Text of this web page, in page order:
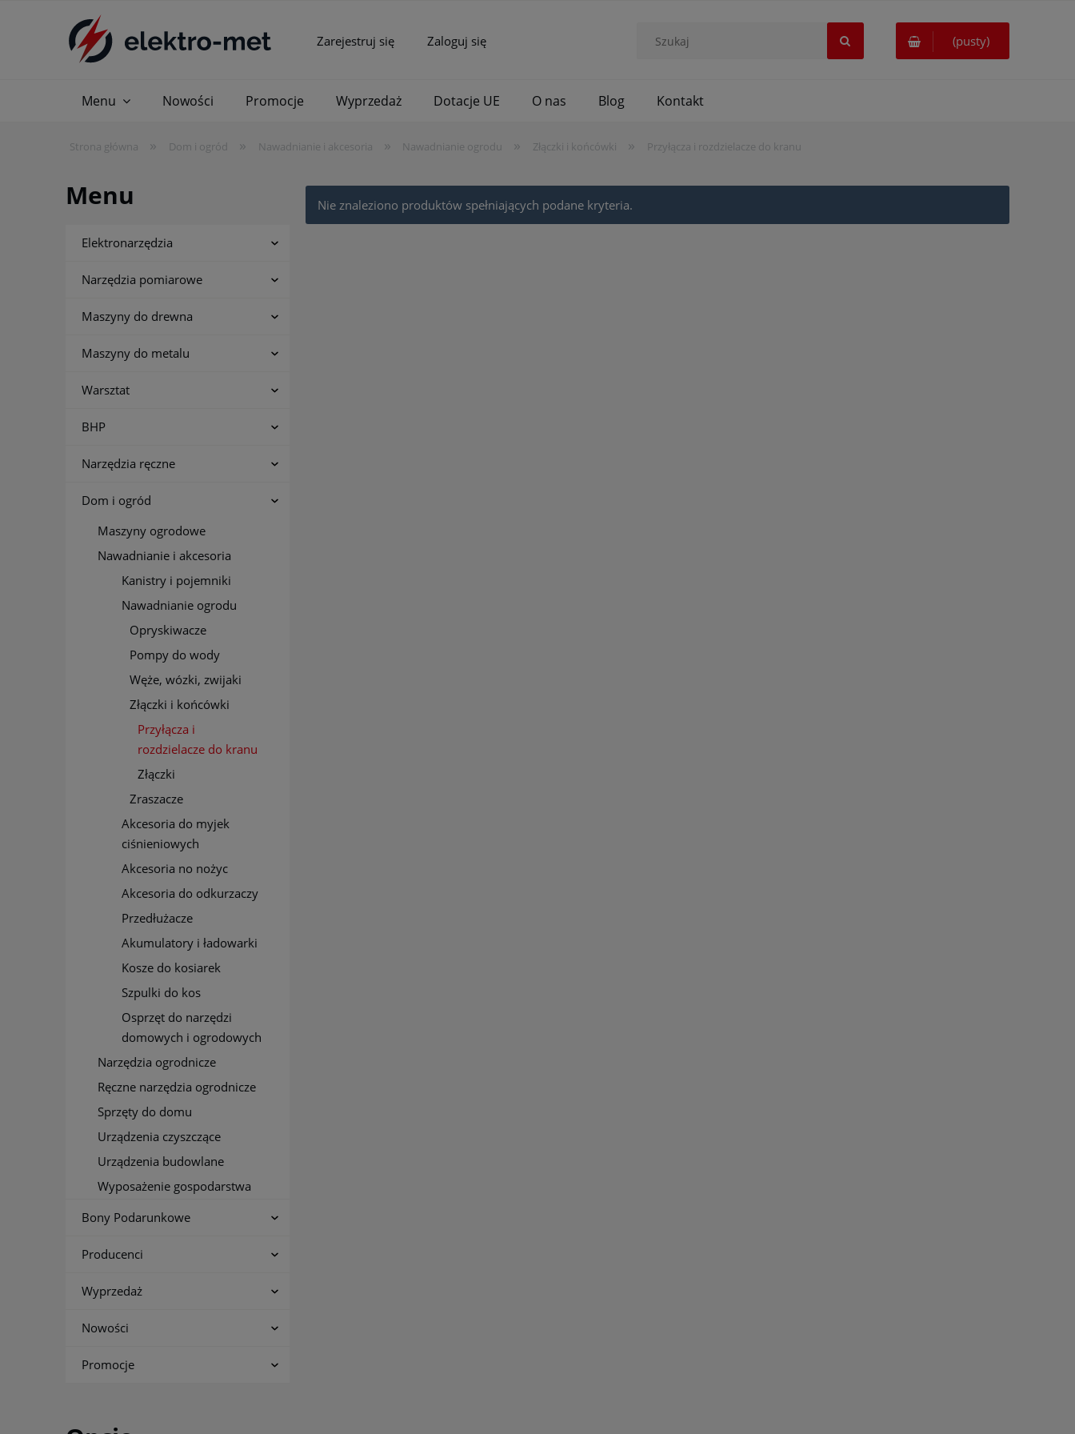
(pusty)
Zarejestruj się Zaloguj się
Menu Nowości Promocje Wyprzedaż Dotacje UE O nas Blog Kontakt
Strona główna » Dom i ogród » Nawadnianie i akcesoria » Nawadnianie ogrodu » Złączki i końcówki » Przyłącza i rozdzielacze do kranu
Menu
Elektronarzędzia
Narzędzia pomiarowe
Maszyny do drewna
Maszyny do metalu
Warsztat
BHP
Narzędzia ręczne
Dom i ogród
Maszyny ogrodowe
Nawadnianie i akcesoria
Kanistry i pojemniki
Nawadnianie ogrodu
Opryskiwacze
Pompy do wody
Węże, wózki, zwijaki
Złączki i końcówki
Przyłącza i
rozdzielacze do kranu
Złączki
Zraszacze
Akcesoria do myjek
ciśnieniowych
Akcesoria no nożyc
Akcesoria do odkurzaczy
Przedłużacze
Akumulatory i ładowarki
Kosze do kosiarek
Szpulki do kos
Osprzęt do narzędzi
domowych i ogrodowych
Narzędzia ogrodnicze
Ręczne narzędzia ogrodnicze
Sprzęty do domu
Urządzenia czyszczące
Urządzenia budowlane
Wyposażenie gospodarstwa
Bony Podarunkowe
Producenci
Wyprzedaż
Nowości
Promocje
Nie znaleziono produktów spełniających podane kryteria.